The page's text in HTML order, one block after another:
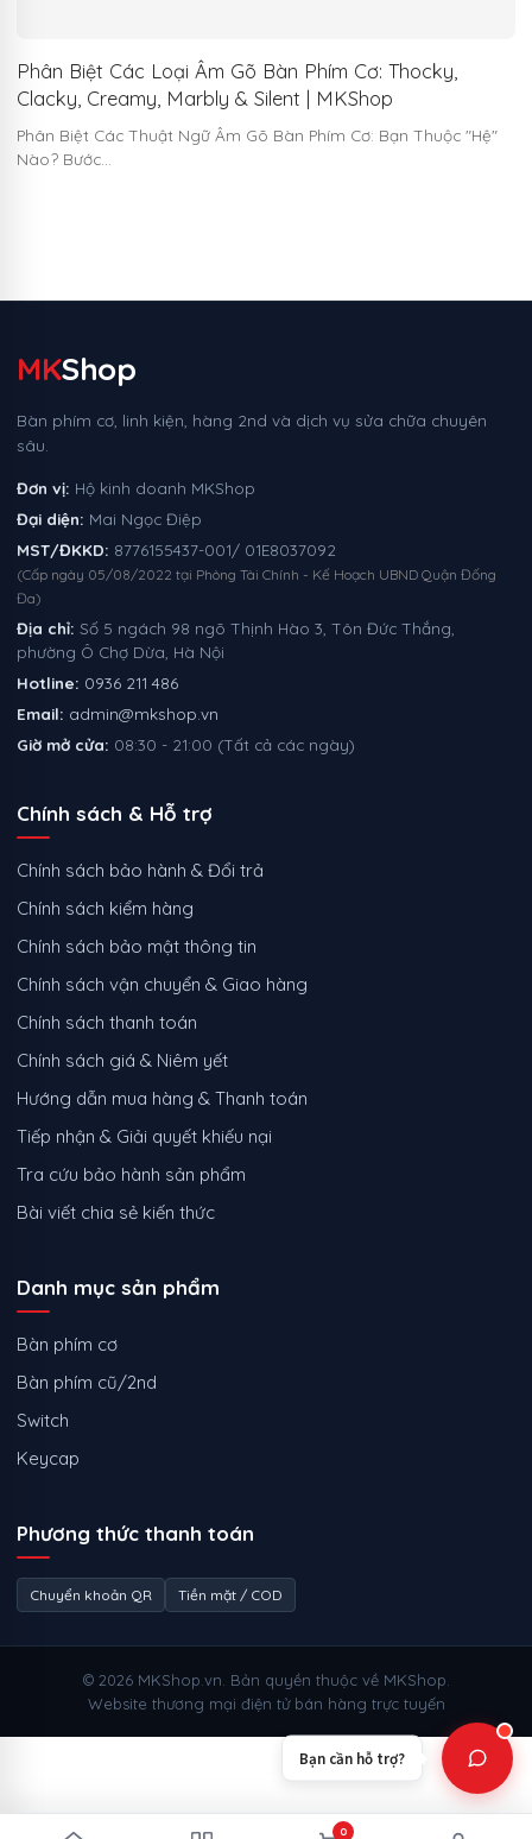
Phân Biệt Các Loại Âm Gõ Bàn Phím Cơ: Thocky,
Clacky, Creamy, Marbly & Silent | MKShop
Phân Biệt Các Thuật Ngữ Âm Gõ Bàn Phím Cơ: Bạn Thuộc "Hệ"
Nào? Bước…
MKShop
Bàn phím cơ, linh kiện, hàng 2nd và dịch vụ sửa chữa chuyên
sâu.
Đơn vị: Hộ kinh doanh MKShop
Đại diện: Mai Ngọc Điệp
MST/ĐKKD: 8776155437-001/ 01E8037092
(Cấp ngày 05/08/2022 tại Phòng Tài Chính - Kế Hoạch UBND Quận Đống
Đa)
Địa chỉ: Số 5 ngách 98 ngõ Thịnh Hào 3, Tôn Đức Thắng,
phường Ô Chợ Dừa, Hà Nội
Hotline: 0936 211 486
Email: admin@mkshop.vn
Giờ mở cửa: 08:30 - 21:00 (Tất cả các ngày)
Chính sách & Hỗ trợ
Chính sách bảo hành & Đổi trả
Chính sách kiểm hàng
Chính sách bảo mật thông tin
Chính sách vận chuyển & Giao hàng
Chính sách thanh toán
Chính sách giá & Niêm yết
Hướng dẫn mua hàng & Thanh toán
Tiếp nhận & Giải quyết khiếu nại
Tra cứu bảo hành sản phẩm
Bài viết chia sẻ kiến thức
Danh mục sản phẩm
Bàn phím cơ
Bàn phím cũ/2nd
Switch
Keycap
Phương thức thanh toán
Chuyển khoản QR Tiền mặt / COD
© 2026 MKShop.vn. Bản quyền thuộc về MKShop.
Website thương mại điện tử bán hàng trực tuyến
0
Bạn cần hỗ trợ?